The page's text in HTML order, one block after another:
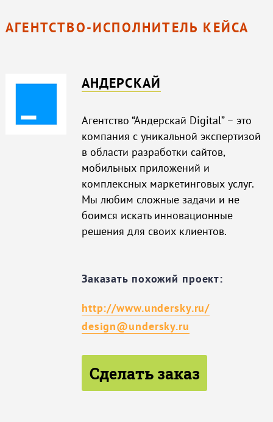
АГЕНТСТВО-ИСПОЛНИТЕЛЬ КЕЙСА
АНДЕРСКАЙ
Агентство “Андерскай Digital” – это
компания с уникальной экспертизой
в области разработки сайтов,
мобильных приложений и
комплексных маркетинговых услуг.
Мы любим сложные задачи и не
боимся искать инновационные
решения для своих клиентов.
Заказать похожий проект:
http://www.undersky.ru/
design@undersky.ru
Сделать заказ